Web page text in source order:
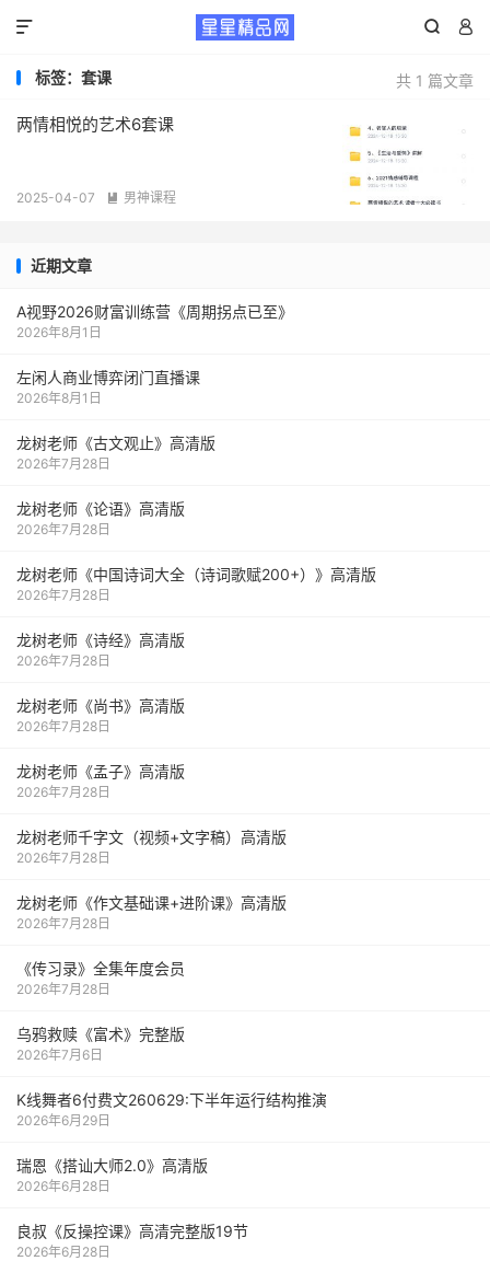
 

共 1 篇文章
标签：套课
两情相悦的艺术6套课
2025-04-07  男神课程
近期文章
A视野2026财富训练营《周期拐点已至》
2026年8月1日
左闲人商业博弈闭门直播课
2026年8月1日
龙树老师《古文观止》高清版
2026年7月28日
龙树老师《论语》高清版
2026年7月28日
龙树老师《中国诗词大全（诗词歌赋200+）》高清版
2026年7月28日
龙树老师《诗经》高清版
2026年7月28日
龙树老师《尚书》高清版
2026年7月28日
龙树老师《孟子》高清版
2026年7月28日
龙树老师千字文（视频+文字稿）高清版
2026年7月28日
龙树老师《作文基础课+进阶课》高清版
2026年7月28日
《传习录》全集年度会员
2026年7月28日
乌鸦救赎《富术》完整版
2026年7月6日
K线舞者6付费文260629:下半年运行结构推演
2026年6月29日
瑞恩《搭讪大师2.0》高清版
2026年6月28日
良叔《反操控课》高清完整版19节
2026年6月28日